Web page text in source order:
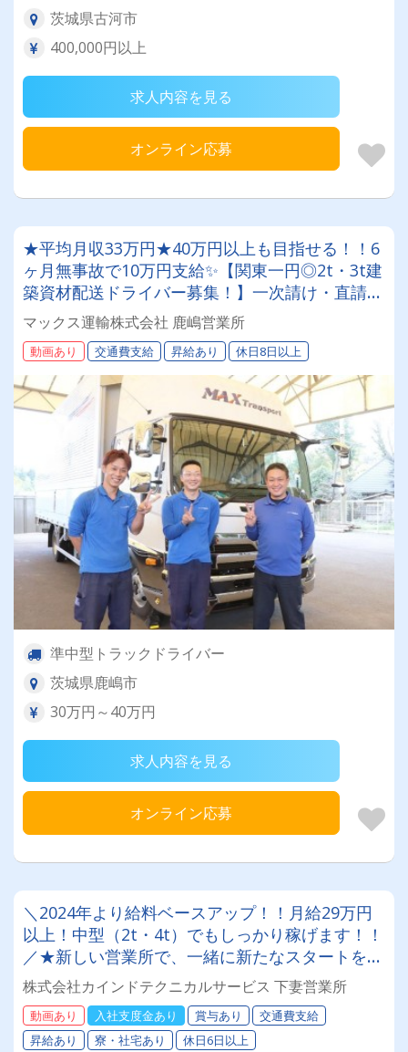
茨城県古河市
400,000円以上
求人内容を見る
オンライン応募
★平均月収33万円★40万円以上も目指せる！！6
ヶ月無事故で10万円支給✨【関東一円◎2t・3t建
築資材配送ドライバー募集！】一次請け・直請け
案件100％✨全車ナビ付/AT車20台保有◎
マックス運輸株式会社 鹿嶋営業所
動画あり 交通費支給 昇給あり 休日8日以上
準中型トラックドライバー
茨城県鹿嶋市
30万円～40万円
求人内容を見る
オンライン応募
＼2024年より給料ベースアップ！！月給29万円
以上！中型（2t・4t）でもしっかり稼げます！！
／★新しい営業所で、一緒に新たなスタートを切
りませんか？【2024年より給料のベースアップ
を達成しました！！★さらに！！有給休暇あり】
株式会社カインドテクニカルサービス 下妻営業所
動画あり 入社支度金あり 賞与あり
交通費支給
昇給あり
寮・社宅あり 休日6日以上